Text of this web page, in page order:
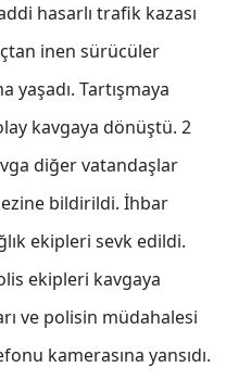
hasarlı trafik kazası
inen sürücüler
Tartışmaya
kavgaya dönüştü. 2
diğer vatandaşlar
bildirildi. İhbar
ekipleri sevk edildi.
ekipleri kavgaya
ve polisin müdahalesi
kamerasına yansıdı.